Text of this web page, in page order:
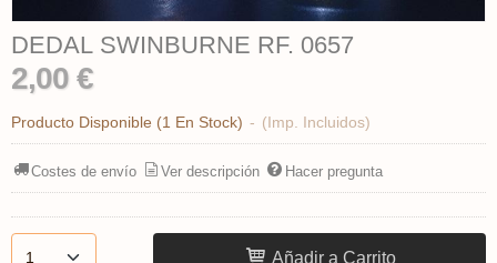
DEDAL SWINBURNE RF. 0657
2,00 €
Producto Disponible (1 En Stock) - (Imp. Incluidos)
Costes de envío Ver descripción Hacer pregunta
Añadir a Carrito